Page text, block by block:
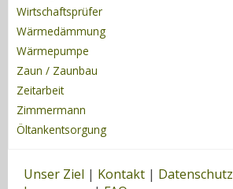
Wirtschaftsprüfer
Wärmedämmung
Wärmepumpe
Zaun / Zaunbau
Zeitarbeit
Zimmermann
Öltankentsorgung
Unser Ziel | Kontakt | Datenschutz